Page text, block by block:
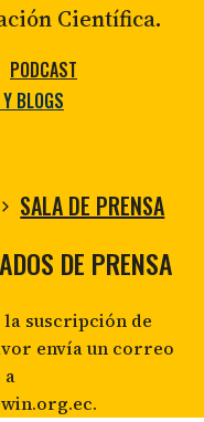
Científica.
PODCAST
BLOGS
SALA DE PRENSA
DE PRENSA
suscripción de
envía un correo